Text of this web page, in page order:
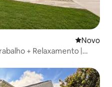
Novo
Novo
+ Relaxamento |